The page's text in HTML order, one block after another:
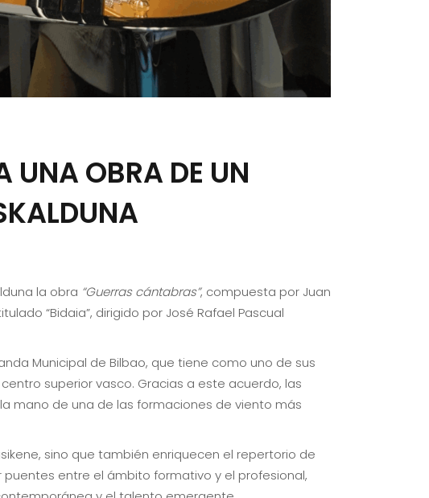
UNA OBRA DE UN
la obra “Guerras cántabras”, compuesta por Juan
“Bidaia”, dirigido por José Rafael Pascual
Municipal de Bilbao, que tiene como uno de sus
superior vasco. Gracias a este acuerdo, las
mano de una de las formaciones de viento más
sino que también enriquecen el repertorio de
entre el ámbito formativo y el profesional,